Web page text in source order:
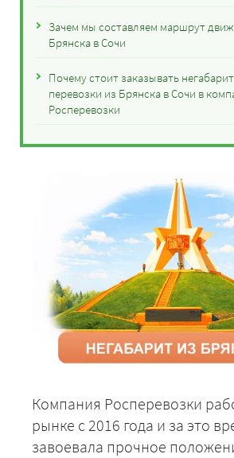
Зачем мы составляем маршрут
Брянска в Сочи
Почему стоит заказывать
перевозки из Брянска в Сочи в
Росперевозки
Компания Росперевозки
рынке с 2016 года и за это
завоевала прочное